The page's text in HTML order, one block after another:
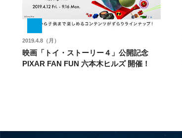
2019.4.8（月）
映画「トイ・ストーリー４」公開記念
PIXAR FAN FUN 六本木ヒルズ 開催！